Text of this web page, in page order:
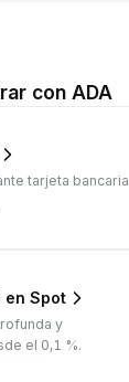
con ADA
tarjeta bancaria
en Spot
y
el 0,1 %.